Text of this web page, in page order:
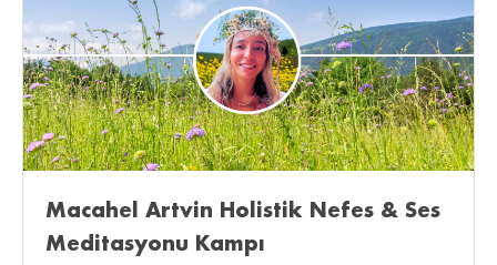
Macahel Artvin Holistik Nefes & Ses
Meditasyonu Kampı